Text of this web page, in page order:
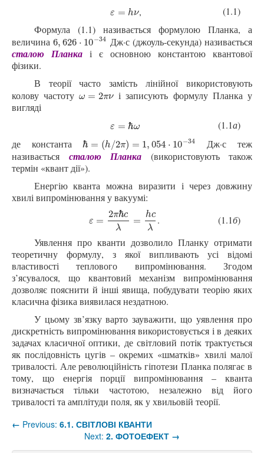
ε = hν
ε =hν ,
(1.1)
Формула (1.1) називається формулою Планка, а
величина6, 626 ⋅ 10−34
6,626⋅ 10−34 Дж·с (джоуль-секунда) називається
сталою Планка і є основною константою квантової
фізики.
В теорії часто замість лінійної використовують
колову частотуω = 2πν
ω =2 πν
і записують формулу Планка у
вигляді
ε = ℏω
ε =ℏ ω (1.1а)
де константаℏ = (h/2π) = 1, 054 ⋅ 10−34
ℏ =(h /2π)=1, 054⋅10−34
Дж·с теж
називається сталою Планка
(використовують також
термін «квант дії»).
Енергію кванта можна виразити і через довжину
хвилі випромінювання у вакуумі:
ε =
2πℏc
λ
=
hc
λ
ε =2 πℏcλ= hcλ . (1.1б)
Уявлення про кванти дозволило Планку отримати
теоретичну формулу, з якої випливають усі відомі
властивості теплового випромінювання. Згодом
з’ясувалося, що квантовий механізм випромінювання
дозволяє пояснити й інші явища, побудувати теорію яких
класична фізика виявилася нездатною.
У цьому зв’язку варто зауважити, що уявлення про
дискретність випромінювання використовується і в деяких
задачах класичної оптики, де світловий потік трактується
як послідовність цугів – окремих «шматків» хвилі малої
тривалості. Але революційність гіпотези Планка полягає в
тому, що енергія порції випромінювання – кванта
визначається тільки частотою, незалежно від його
тривалості та амплітуди поля, як у хвильовій теорії.
← Previous: 6.1. СВІТЛОВІ КВАНТИ
Next: 2. ФОТОЕФЕКТ →